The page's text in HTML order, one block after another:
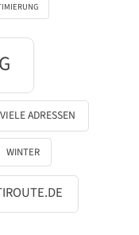
VIELE ADRESSEN
WINTER